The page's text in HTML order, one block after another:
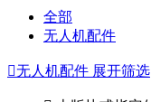
全部
无人机配件
无人机配件 展开筛选